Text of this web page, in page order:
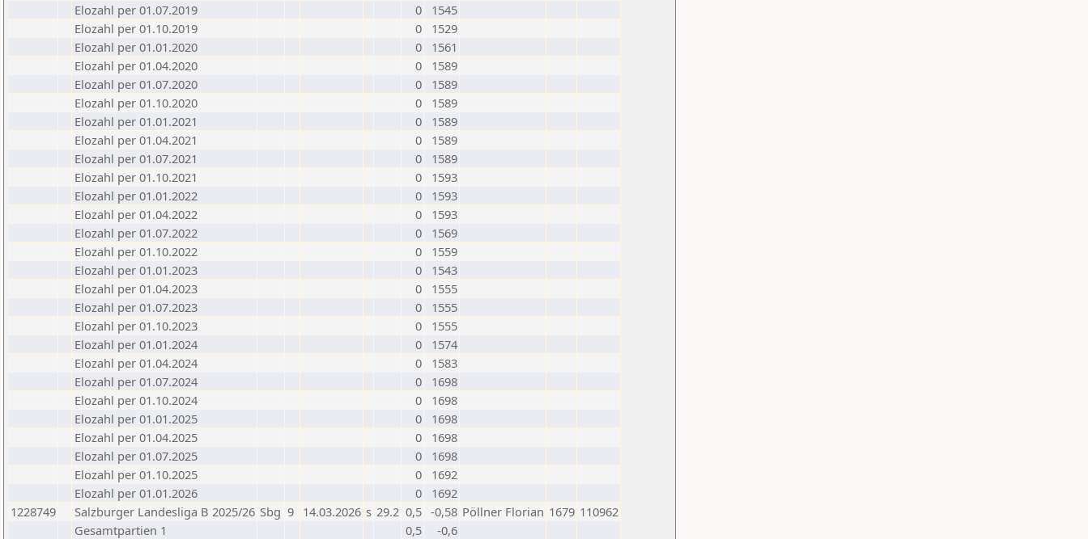
Elozahl per 01.07.2019
0
1545
Elozahl per 01.10.2019
0
1529
Elozahl per 01.01.2020
0
1561
Elozahl per 01.04.2020
0
1589
Elozahl per 01.07.2020
0
1589
Elozahl per 01.10.2020
0
1589
Elozahl per 01.01.2021
0
1589
Elozahl per 01.04.2021
0
1589
Elozahl per 01.07.2021
0
1589
Elozahl per 01.10.2021
0
1593
Elozahl per 01.01.2022
0
1593
Elozahl per 01.04.2022
0
1593
Elozahl per 01.07.2022
0
1569
Elozahl per 01.10.2022
0
1559
Elozahl per 01.01.2023
0
1543
Elozahl per 01.04.2023
0
1555
Elozahl per 01.07.2023
0
1555
Elozahl per 01.10.2023
0
1555
Elozahl per 01.01.2024
0
1574
Elozahl per 01.04.2024
0
1583
Elozahl per 01.07.2024
0
1698
Elozahl per 01.10.2024
0
1698
Elozahl per 01.01.2025
0
1698
Elozahl per 01.04.2025
0
1698
Elozahl per 01.07.2025
0
1698
Elozahl per 01.10.2025
0
1692
Elozahl per 01.01.2026
0
1692
1228749
Salzburger Landesliga B 2025/26 Sbg 9 14.03.2026 s 29.2 0,5 -0,58 Pöllner Florian 1679 110962
Gesamtpartien 1
0,5 -0,6